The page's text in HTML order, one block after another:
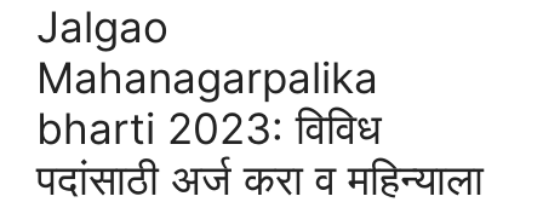
Jalgao
Mahanagarpalika
bharti 2023: विविध
पदांसाठी अर्ज करा व महिन्याला